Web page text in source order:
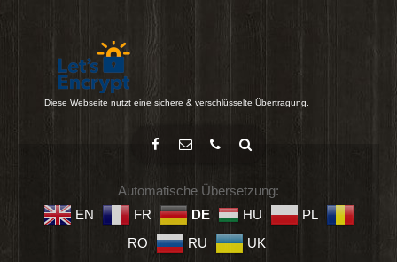
Diese Webseite nutzt eine sichere & verschlüsselte Übertragung.
Automatische Übersetzung:
EN
FR DE HU
PL
RO
RU UK